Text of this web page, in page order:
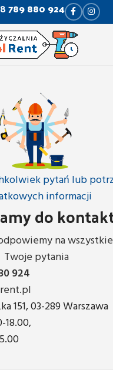
789 880 924
pytań lub
informacji
do
na wszystkie
Twoje pytania
924
151, 03-289 Warszawa